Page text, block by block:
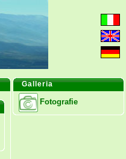
Galleria
Fotografie